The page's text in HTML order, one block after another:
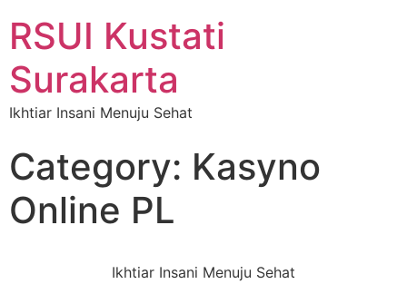
RSUI Kustati
Surakarta
Ikhtiar Insani Menuju Sehat
Category: Kasyno
Online PL
Ikhtiar Insani Menuju Sehat